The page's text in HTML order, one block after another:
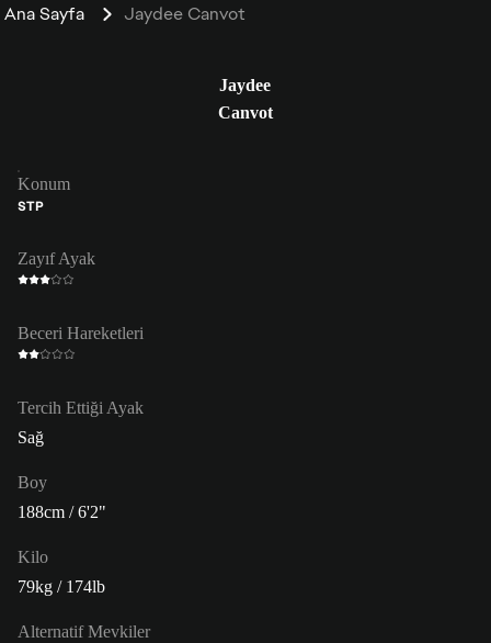
Ana Sayfa Jaydee Canvot
Jaydee
Canvot
Konum
STP
Zayıf Ayak
Beceri Hareketleri
Tercih Ettiği Ayak
Sağ
Boy
188cm / 6'2"
Kilo
79kg / 174lb
Alternatif Mevkiler